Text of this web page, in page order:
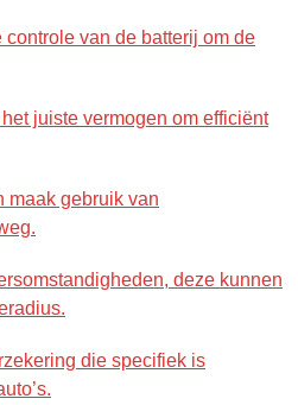
van de batterij om de
juiste vermogen om efficiënt
maak gebruik van
deze kunnen
die specifiek is